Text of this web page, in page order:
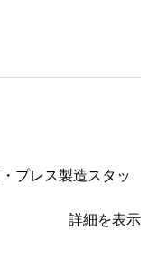
プレス製造スタッ
詳細を表示